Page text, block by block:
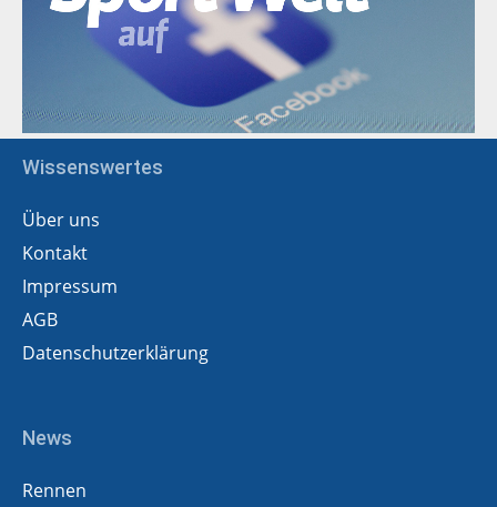
Wissenswertes
Über uns
Kontakt
Impressum
AGB
Datenschutzerklärung
News
Rennen